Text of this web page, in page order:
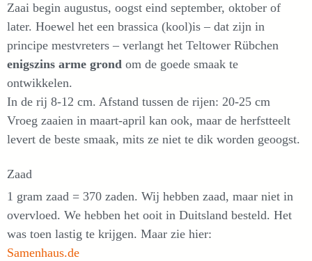
Zaai begin augustus, oogst eind september, oktober of
later. Hoewel het een brassica (kool)is – dat zijn in
principe mestvreters – verlangt het Teltower Rübchen
enigszins arme grond om de goede smaak te
ontwikkelen.
In de rij 8-12 cm. Afstand tussen de rijen: 20-25 cm
Vroeg zaaien in maart-april kan ook, maar de herfstteelt
levert de beste smaak, mits ze niet te dik worden geoogst.
Zaad
1 gram zaad = 370 zaden. Wij hebben zaad, maar niet in
overvloed. We hebben het ooit in Duitsland besteld. Het
was toen lastig te krijgen. Maar zie hier:
Samenhaus.de